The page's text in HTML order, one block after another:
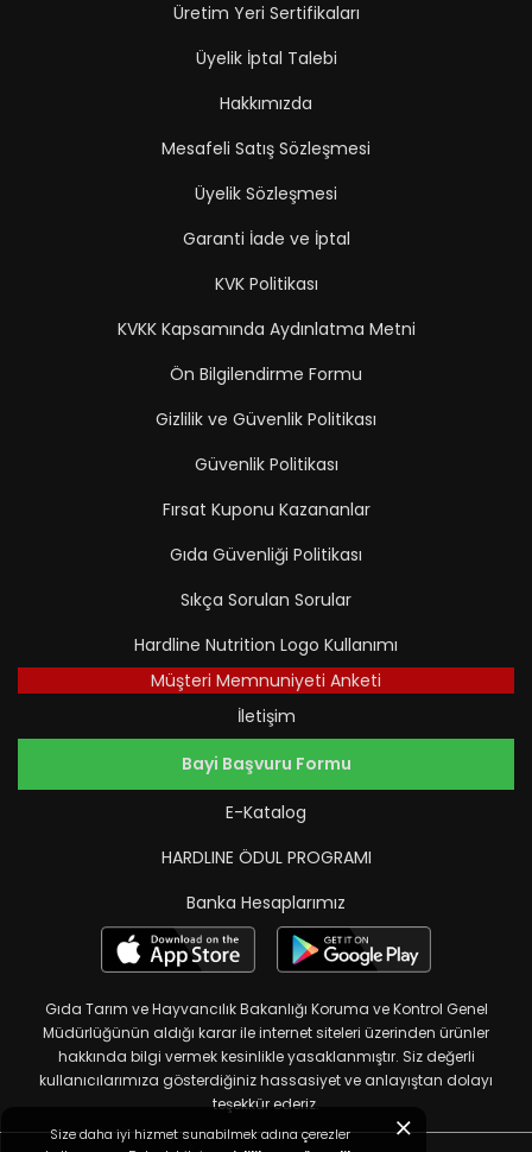
Size daha iyi hizmet sunabilmek adına çerezler
Üretim Yeri Sertifikaları
Üyelik İptal Talebi
Hakkımızda
Mesafeli Satış Sözleşmesi
Üyelik Sözleşmesi
Garanti İade ve İptal
KVK Politikası
KVKK Kapsamında Aydınlatma Metni
Ön Bilgilendirme Formu
Gizlilik ve Güvenlik Politikası
Güvenlik Politikası
Fırsat Kuponu Kazananlar
Gıda Güvenliği Politikası
Sıkça Sorulan Sorular
Hardline Nutrition Logo Kullanımı
Müşteri Memnuniyeti Anketi
İletişim
Bayi Başvuru Formu
E-Katalog
HARDLINE ÖDUL PROGRAMI
Banka Hesaplarımız
Gıda Tarım ve Hayvancılık Bakanlığı Koruma ve Kontrol Genel
Müdürlüğünün aldığı karar ile internet siteleri üzerinden ürünler
hakkında bilgi vermek kesinlikle yasaklanmıştır. Siz değerli
kullanıcılarımıza gösterdiğiniz hassasiyet ve anlayıştan dolayı
teşekkür ederiz.